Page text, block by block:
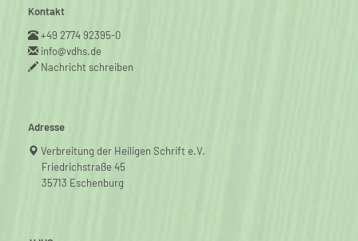
Kontakt
+49 2774 92395-0
info@vdhs.de
Nachricht schreiben
Adresse
Verbreitung der Heiligen Schrift e.V.
Friedrichstraße 45
35713 Eschenburg